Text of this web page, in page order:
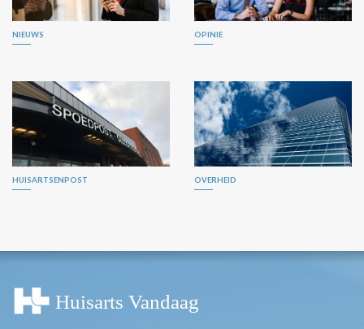
NIEUWS OPINIE
HUISARTSENPOST OVERHEID